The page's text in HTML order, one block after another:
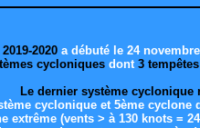
2020 a débuté le 24
cycloniquesdont 3
Le dernier système cyclonique
cyclonique et 5ème cyclone
extrême (vents > à 130 knots =